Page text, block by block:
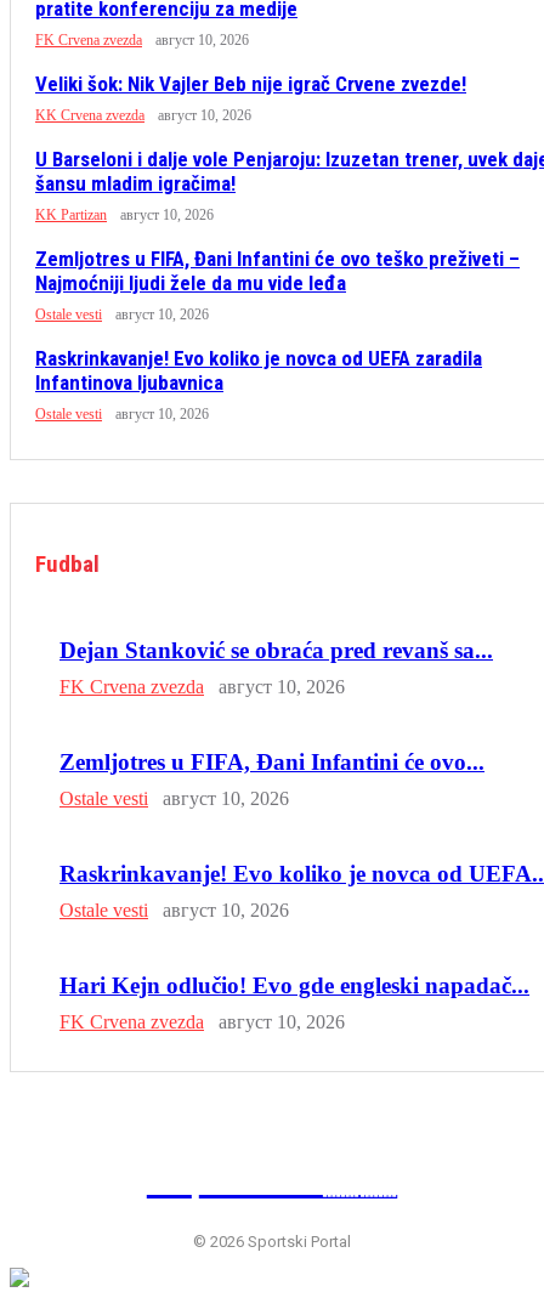
pratite konferenciju za medije
FK Crvena zvezda август 10, 2026
Veliki šok: Nik Vajler Beb nije igrač Crvene zvezde!
KK Crvena zvezda август 10, 2026
U Barseloni i dalje vole Penjaroju: Izuzetan trener, uvek
šansu mladim igračima!
KK Partizan август 10, 2026
Zemljotres u FIFA, Đani Infantini će ovo teško preživeti –
Najmoćniji ljudi žele da mu vide leđa
Ostale vesti август 10, 2026
Raskrinkavanje! Evo koliko je novca od UEFA zaradila
Infantinova ljubavnica
Ostale vesti август 10, 2026
Fudbal
Dejan Stanković se obraća pred revanš sa...
FK Crvena zvezda август 10, 2026
Zemljotres u FIFA, Đani Infantini će ovo...
Ostale vesti август 10, 2026
Raskrinkavanje! Evo koliko je novca od
Ostale vesti август 10, 2026
Hari Kejn odlučio! Evo gde engleski napadač...
FK Crvena zvezda август 10, 2026
© 2026 Sportski Portal